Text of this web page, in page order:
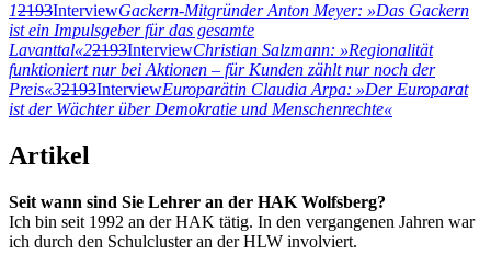
12193InterviewGackern-Mitgründer Anton Meyer: »Das Gackern
ist ein Impulsgeber für das gesamte
Lavanttal«22193InterviewChristian Salzmann: »Regionalität
funktioniert nur bei Aktionen – für Kunden zählt nur noch der
Preis«32193InterviewEuroparätin Claudia Arpa: »Der Europarat
ist der Wächter über Demokratie und Menschenrechte«
Artikel
Seit wann sind Sie Lehrer an der HAK Wolfsberg?
Ich bin seit 1992 an der HAK tätig. In den vergangenen Jahren war
ich durch den Schulcluster an der HLW involviert.